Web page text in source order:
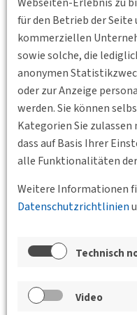
für den Betrieb der Seite
kommerziellen
sowie solche, die
anonymen
oder zur Anzeige
werden. Sie können
Kategorien Sie
dass auf Basis Ihrer
alle Funktionalitäten
Weitere Informationen
Datenschutzrichtlinien
Technisch
Video
DVWG - YouTube
Wer an dem Tag in
teilnehmen: Verband
70174 Stuttgart
In dem Fall wird um eine
gebeten:Perspektiven
Flugverkehrs
BV:
Zurück
Veranstaltungen
der BVs und des
Perspektiven